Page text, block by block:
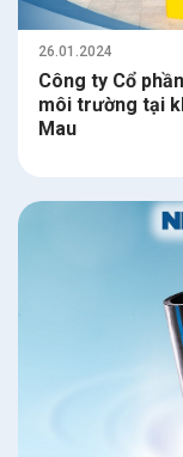
26.01.2024
Công ty Cổ
môi trường tại
Mau